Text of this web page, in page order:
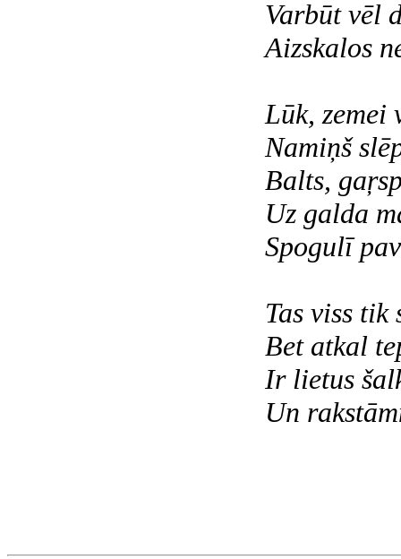
Varbūt vēl
Aizskalos
Lūk, zemei
Namiņš
Balts,
Uz galda
Spogulī
Tas viss tik
Bet atkal
Ir lietus
Un